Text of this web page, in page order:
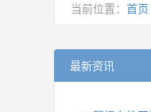
当前位置： 首页
最新资讯